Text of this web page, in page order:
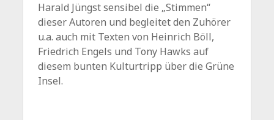
Harald Jüngst sensibel die „Stimmen“
dieser Autoren und begleitet den Zuhörer
u.a. auch mit Texten von Heinrich Böll,
Friedrich Engels und Tony Hawks auf
diesem bunten Kulturtripp über die Grüne
Insel.